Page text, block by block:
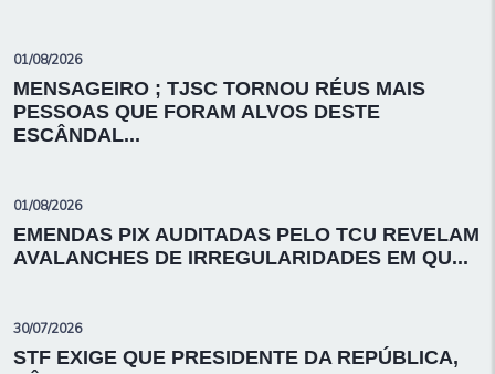
01/08/2026
MENSAGEIRO ; TJSC TORNOU RÉUS MAIS
PESSOAS QUE FORAM ALVOS DESTE
ESCÂNDAL...
01/08/2026
EMENDAS PIX AUDITADAS PELO TCU REVELAM
AVALANCHES DE IRREGULARIDADES EM QU...
30/07/2026
STF EXIGE QUE PRESIDENTE DA REPÚBLICA,